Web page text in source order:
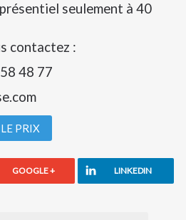
seulement à 40
contactez :
48 77
PRIX
GOOGLE + LINKEDIN